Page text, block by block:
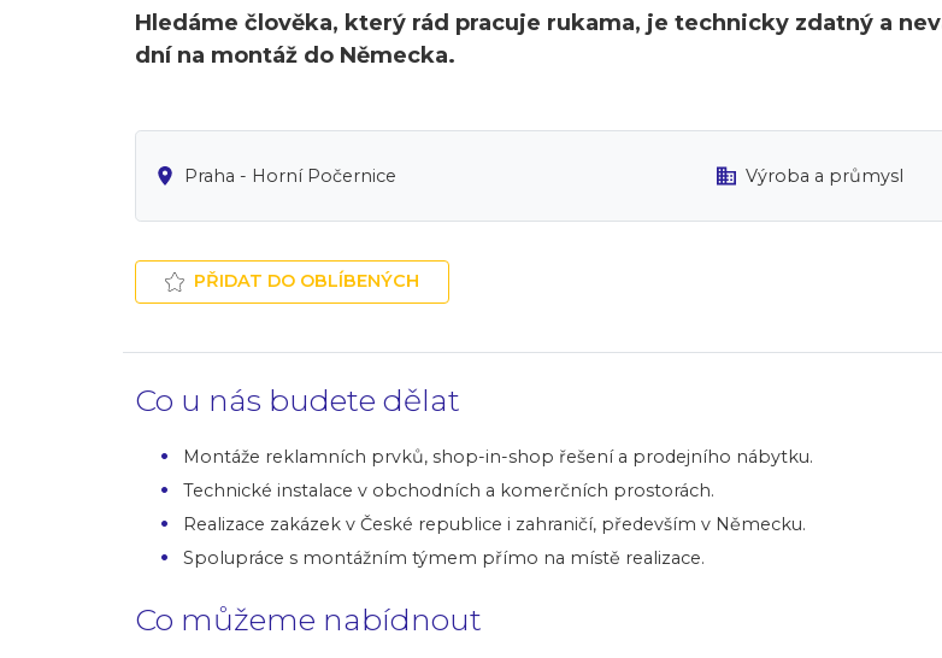
Hledáme člověka, který rád pracuje rukama, je technicky zdatný a
dní na montáž do Německa.
Praha - Horní Počernice Výroba a průmysl
PŘIDAT DO OBLÍBENÝCH
Co u nás budete dělat
Montáže reklamních prvků, shop-in-shop řešení a prodejního nábytku.
Technické instalace v obchodních a komerčních prostorách.
Realizace zakázek v České republice i zahraničí, především v Německu.
Spolupráce s montážním týmem přímo na místě realizace.
Co můžeme nabídnout